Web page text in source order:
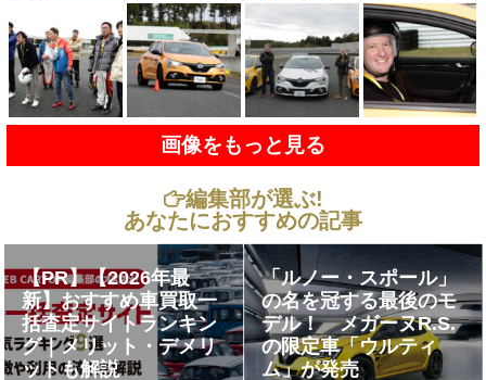
画像をもっと見る
編集部が選ぶ!
あなたにおすすめの記事
【PR】【2026年最
新】おすすめ車買取一
括査定サイトランキン
グ｜メリット・デメリ
ットも解説
「ルノー・スポール」
の名を冠する最後のモ
デル！ メガーヌR.S.
の限定車「ウルティ
ム」が発売